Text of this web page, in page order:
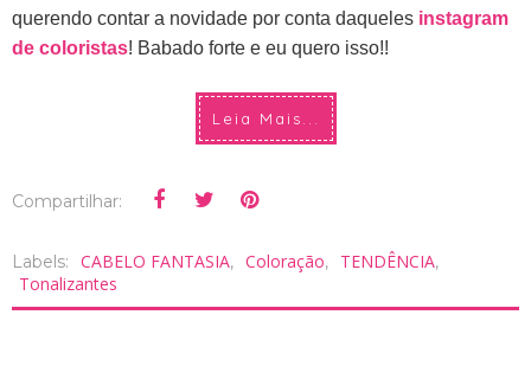
querendo contar a novidade por conta daqueles instagram
de coloristas! Babado forte e eu quero isso!!
Leia Mais...
Compartilhar:
Labels: CABELO FANTASIA, Coloração, TENDÊNCIA,
Tonalizantes